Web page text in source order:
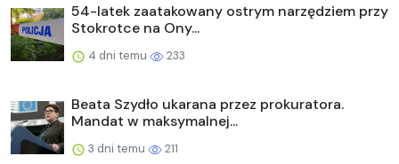
54-latek zaatakowany ostrym narzędziem przy
Stokrotce na Ony...
4 dni temu 233
Beata Szydło ukarana przez prokuratora.
Mandat w maksymalnej...
3 dni temu 211